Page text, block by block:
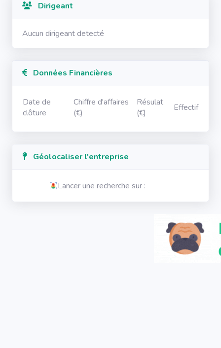
Dirigeant
Aucun dirigeant detecté
Données Financières
Date de
clôture
Chiffre d'affaires
(€)
Résulat
(€)
Effectif
Géolocaliser l'entreprise
Lancer une recherche sur :